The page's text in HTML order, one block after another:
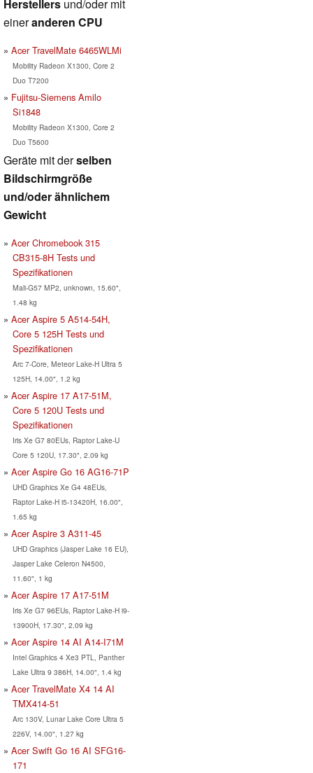
Herstellers und/oder mit
eineranderen CPU
Acer TravelMate 6465WLMi
Mobility Radeon X1300, Core 2
Duo T7200
Fujitsu-Siemens Amilo
Si1848
Mobility Radeon X1300, Core 2
Duo T5600
Geräte mit derselben
Bildschirmgröße
und/oder ähnlichem
Gewicht
Acer Chromebook 315
CB315-8H Tests und
Spezifikationen
Mali-G57 MP2, unknown, 15.60",
1.48 kg
Acer Aspire 5 A514-54H,
Core 5 125H Tests und
Spezifikationen
Arc 7-Core, Meteor Lake-H Ultra 5
125H, 14.00", 1.2 kg
Acer Aspire 17 A17-51M,
Core 5 120U Tests und
Spezifikationen
Iris Xe G7 80EUs, Raptor Lake-U
Core 5 120U, 17.30", 2.09 kg
Acer Aspire Go 16 AG16-71P
UHD Graphics Xe G4 48EUs,
Raptor Lake-H i5-13420H, 16.00",
1.65 kg
Acer Aspire 3 A311-45
UHD Graphics (Jasper Lake 16 EU),
Jasper Lake Celeron N4500,
11.60", 1 kg
Acer Aspire 17 A17-51M
Iris Xe G7 96EUs, Raptor Lake-H i9-
13900H, 17.30", 2.09 kg
Acer Aspire 14 AI A14-I71M
Intel Graphics 4 Xe3 PTL, Panther
Lake Ultra 9 386H, 14.00", 1.4 kg
Acer TravelMate X4 14 AI
TMX414-51
Arc 130V, Lunar Lake Core Ultra 5
226V, 14.00", 1.27 kg
Acer Swift Go 16 AI SFG16-
171